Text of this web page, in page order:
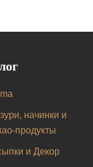
начинки и
продукты
и Декор